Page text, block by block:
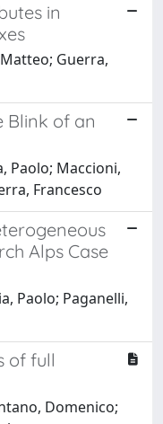
in
Guerra,
Blink of an
Paolo; Maccioni,
Francesco
Alps Case
Paolo; Paganelli,
of full
Domenico;